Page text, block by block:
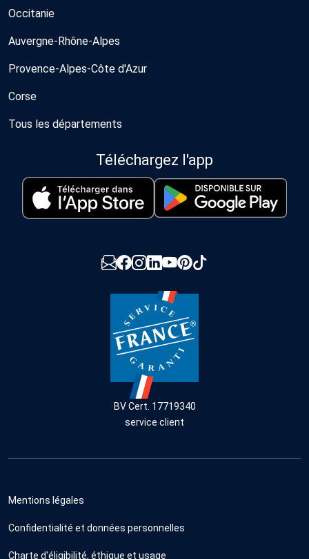
Occitanie
Auvergne-Rhône-Alpes
Provence-Alpes-Côte d'Azur
Corse
Tous les départements
Téléchargez l'app
BV Cert. 17719340
service client
Mentions légales
Confidentialité et données personnelles
Charte d'éligibilité, éthique et usage